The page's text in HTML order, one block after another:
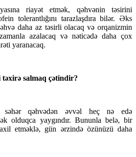
riayət etmək, qəhvənin təsirini
tolerantlığını tarazlaşdıra bilər. Əks
daha az təsirli olacaq və orqanizmin
azalacaq və nəticədə daha çox
yaranacaq.
salmaq çətindir?
qəhvədən əvvəl heç nə edə
olduqca yaygındır. Bununla belə, bir
etməklə, gün ərzində özünüzü daha